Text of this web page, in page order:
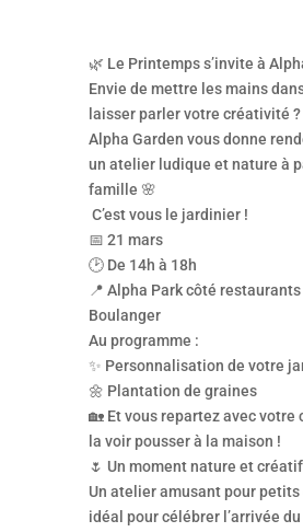
🌿 Le Printemps s’invite à
Envie de mettre les mains
laisser parler votre créativité ?
Alpha Garden vous donne
un atelier ludique et nature à
famille 🌸
C’est vous le jardinier !
📅 21 mars
🕑 De 14h à 18h
📍 Alpha Park côté
Boulanger
Au programme :
✨ Personnalisation de votre
🌼 Plantation de graines
🏡 Et vous repartez avec votre
la voir pousser à la maison !
🌷 Un moment nature et créatif
Un atelier amusant pour petits
idéal pour célébrer l’arrivée